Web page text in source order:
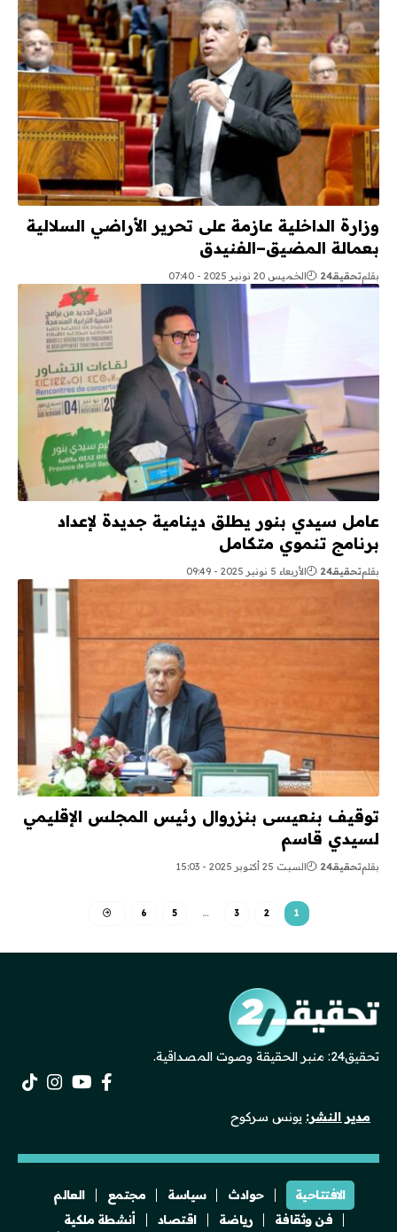
وزارة الداخلية عازمة على تحرير الأراضي السلالية
بعمالة المضيق–الفنيدق
بقلمتحقيقـ24 الخميس 20 نونبر 2025 - 07:40
عامل سيدي بنور يطلق دينامية جديدة لإعداد
برنامج تنموي متكامل
بقلمتحقيقـ24 الأربعاء 5 نونبر 2025 - 09:49
توقيف بنعيسى بنزروال رئيس المجلس الإقليمي
لسيدي قاسم
بقلمتحقيقـ24 السبت 25 أكتوبر 2025 - 15:03
1
2
3
…
5
6
تحقيق24: منبر الحقيقة وصوت المصداقية.
مدير النشر: يونس سركوح
الافتتاحية حوادث سياسة مجتمع
العالم
فن وثقافة
رياضة اقتصاد
أنشطة ملكية